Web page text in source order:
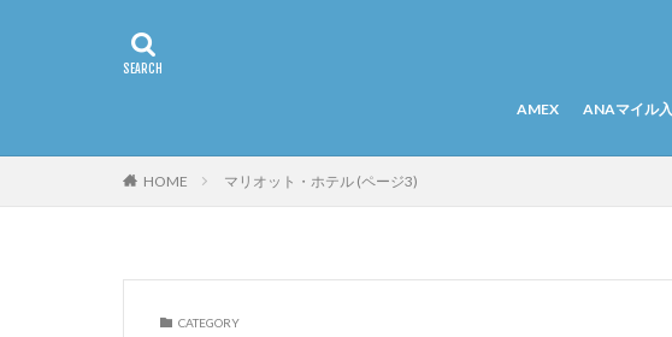
AMEX ANAマイル
HOME マリオット・ホテル (ページ3)
CATEGORY